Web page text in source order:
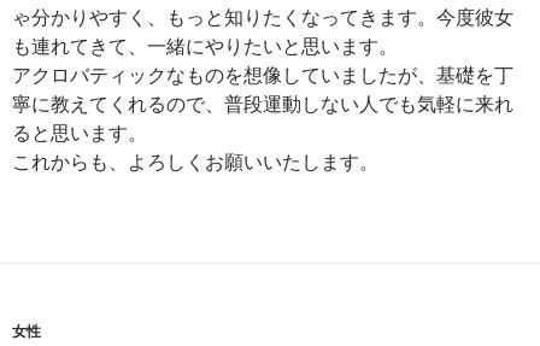
ゃ分かりやすく、もっと知りたくなってきます。今度彼女
も連れてきて、一緒にやりたいと思います。
アクロバティックなものを想像していましたが、基礎を丁
寧に教えてくれるので、普段運動しない人でも気軽に来れ
ると思います。
これからも、よろしくお願いいたします。
女性